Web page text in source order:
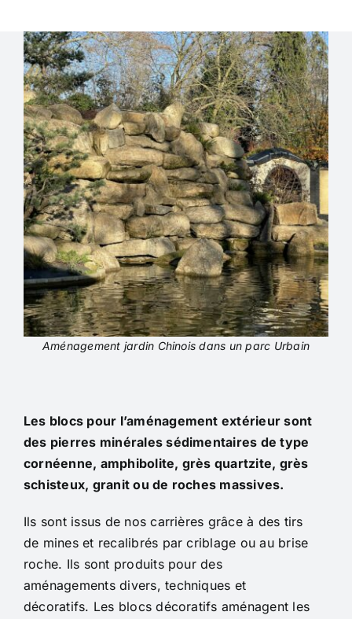
Aménagement jardin Chinois dans un parc Urbain
Les blocs pour l’aménagement extérieur sont
des pierres minérales sédimentaires de type
cornéenne, amphibolite, grès quartzite, grès
schisteux, granit ou de roches massives.
Ils sont issus de nos carrières grâce à des tirs
de mines et recalibrés par criblage ou au brise
roche. Ils sont produits pour des
aménagements divers, techniques et
décoratifs. Les blocs décoratifs aménagent les